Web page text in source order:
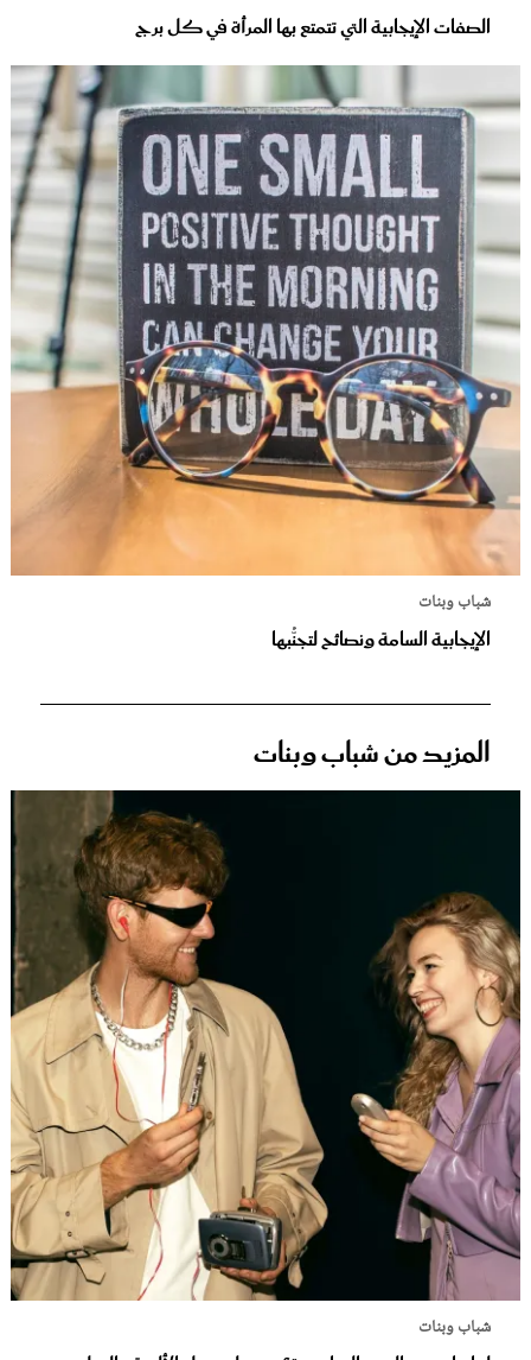
الصفات الإيجابية التي تتمتع بها المرأة في كل برج
شباب وبنات
الإيجابية السامة ونصائح لتجنُّبها
المزيد من شباب وبنات
شباب وبنات